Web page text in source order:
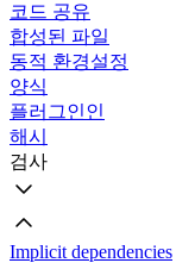
코드 공유
합성된 파일
동적 환경설정
양식
플러그인인
해시
검사
Implicit dependencies